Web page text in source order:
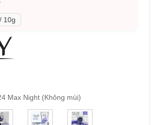
/ 10g
Max Night (Không mùi)